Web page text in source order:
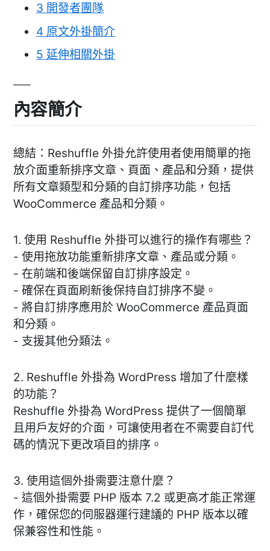
3 開發者團隊
4 原文外掛簡介
5 延伸相關外掛
內容簡介
總結：Reshuffle 外掛允許使用者使用簡單的拖
放介面重新排序文章、頁面、產品和分類，提供
所有文章類型和分類的自訂排序功能，包括
WooCommerce 產品和分類。
1. 使用 Reshuffle 外掛可以進行的操作有哪些？
- 使用拖放功能重新排序文章、產品或分類。
- 在前端和後端保留自訂排序設定。
- 確保在頁面刷新後保持自訂排序不變。
- 將自訂排序應用於 WooCommerce 產品頁面
和分類。
- 支援其他分類法。
2. Reshuffle 外掛為 WordPress 增加了什麼樣
的功能？
Reshuffle 外掛為 WordPress 提供了一個簡單
且用戶友好的介面，可讓使用者在不需要自訂代
碼的情況下更改項目的排序。
3. 使用這個外掛需要注意什麼？
- 這個外掛需要 PHP 版本 7.2 或更高才能正常運
作，確保您的伺服器運行建議的 PHP 版本以確
保兼容性和性能。